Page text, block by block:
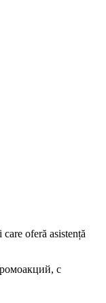
oferă asistență
с